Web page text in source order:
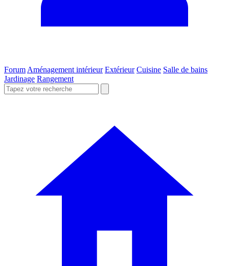
Forum Aménagement intérieur Extérieur Cuisine Salle de bains
Jardinage Rangement